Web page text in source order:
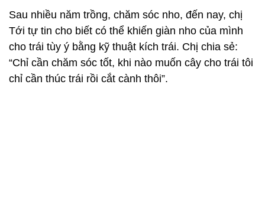
Sau nhiều năm trồng, chăm sóc nho, đến nay, chị
Tới tự tin cho biết có thể khiến giàn nho của mình
cho trái tùy ý bằng kỹ thuật kích trái. Chị chia sẻ:
“Chỉ cần chăm sóc tốt, khi nào muốn cây cho trái tôi
chỉ cần thúc trái rồi cắt cành thôi”.